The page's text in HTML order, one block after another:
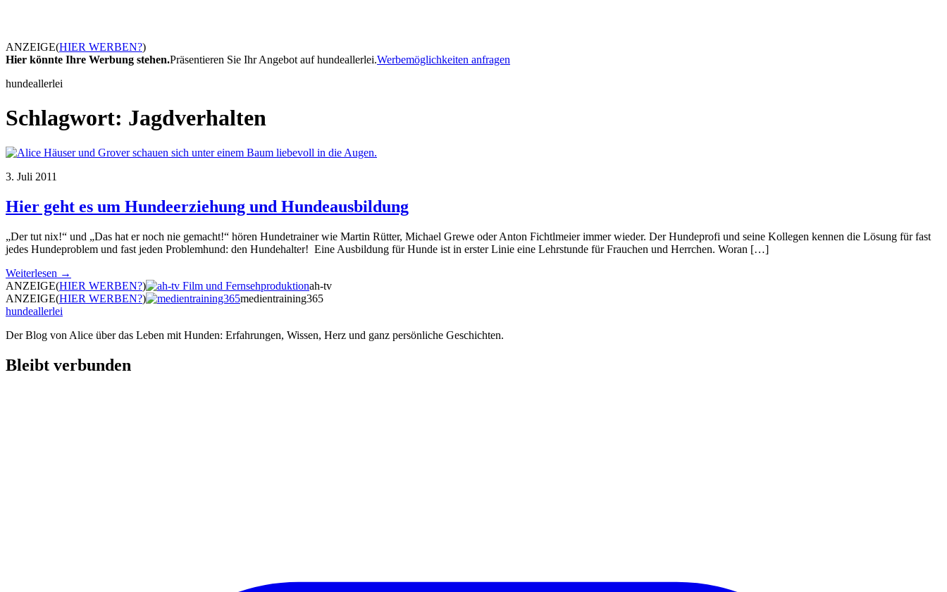
ANZEIGE(HIER WERBEN?)
Hier könnte Ihre Werbung stehen.Präsentieren Sie Ihr Angebot auf hundeallerlei.Werbemöglichkeiten anfragen
hundeallerlei
Schlagwort: Jagdverhalten
3. Juli 2011
Hier geht es um Hundeerziehung und Hundeausbildung
„Der tut nix!“ und „Das hat er noch nie gemacht!“ hören Hundetrainer wie Martin Rütter, Michael Grewe oder Anton Fichtlmeier immer wieder. Der Hundeprofi und seine Kollegen kennen die Lösung für fast
jedes Hundeproblem und fast jeden Problemhund: den Hundehalter! Eine Ausbildung für Hunde ist in erster Linie eine Lehrstunde für Frauchen und Herrchen. Woran […]
Weiterlesen →
ANZEIGE(HIER WERBEN?)
ah-tv
ANZEIGE(HIER WERBEN?)
medientraining365
hundeallerlei
Der Blog von Alice über das Leben mit Hunden: Erfahrungen, Wissen, Herz und ganz persönliche Geschichten.
Bleibt verbunden